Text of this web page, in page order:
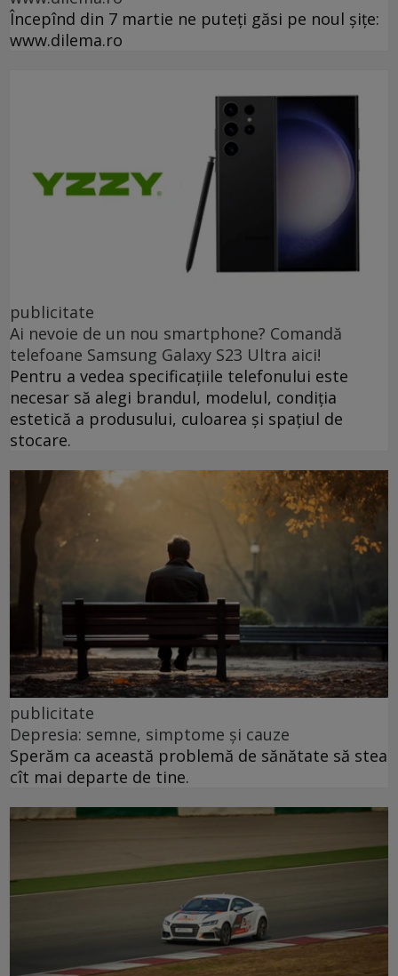
Începînd din 7 martie ne puteți găsi pe noul șițe:
www.dilema.ro
publicitate
Ai nevoie de un nou smartphone? Comandă
telefoane Samsung Galaxy S23 Ultra aici!
Pentru a vedea specificațiile telefonului este
necesar să alegi brandul, modelul, condiția
estetică a produsului, culoarea și spațiul de
stocare.
publicitate
Depresia: semne, simptome și cauze
Sperăm ca această problemă de sănătate să stea
cît mai departe de tine.